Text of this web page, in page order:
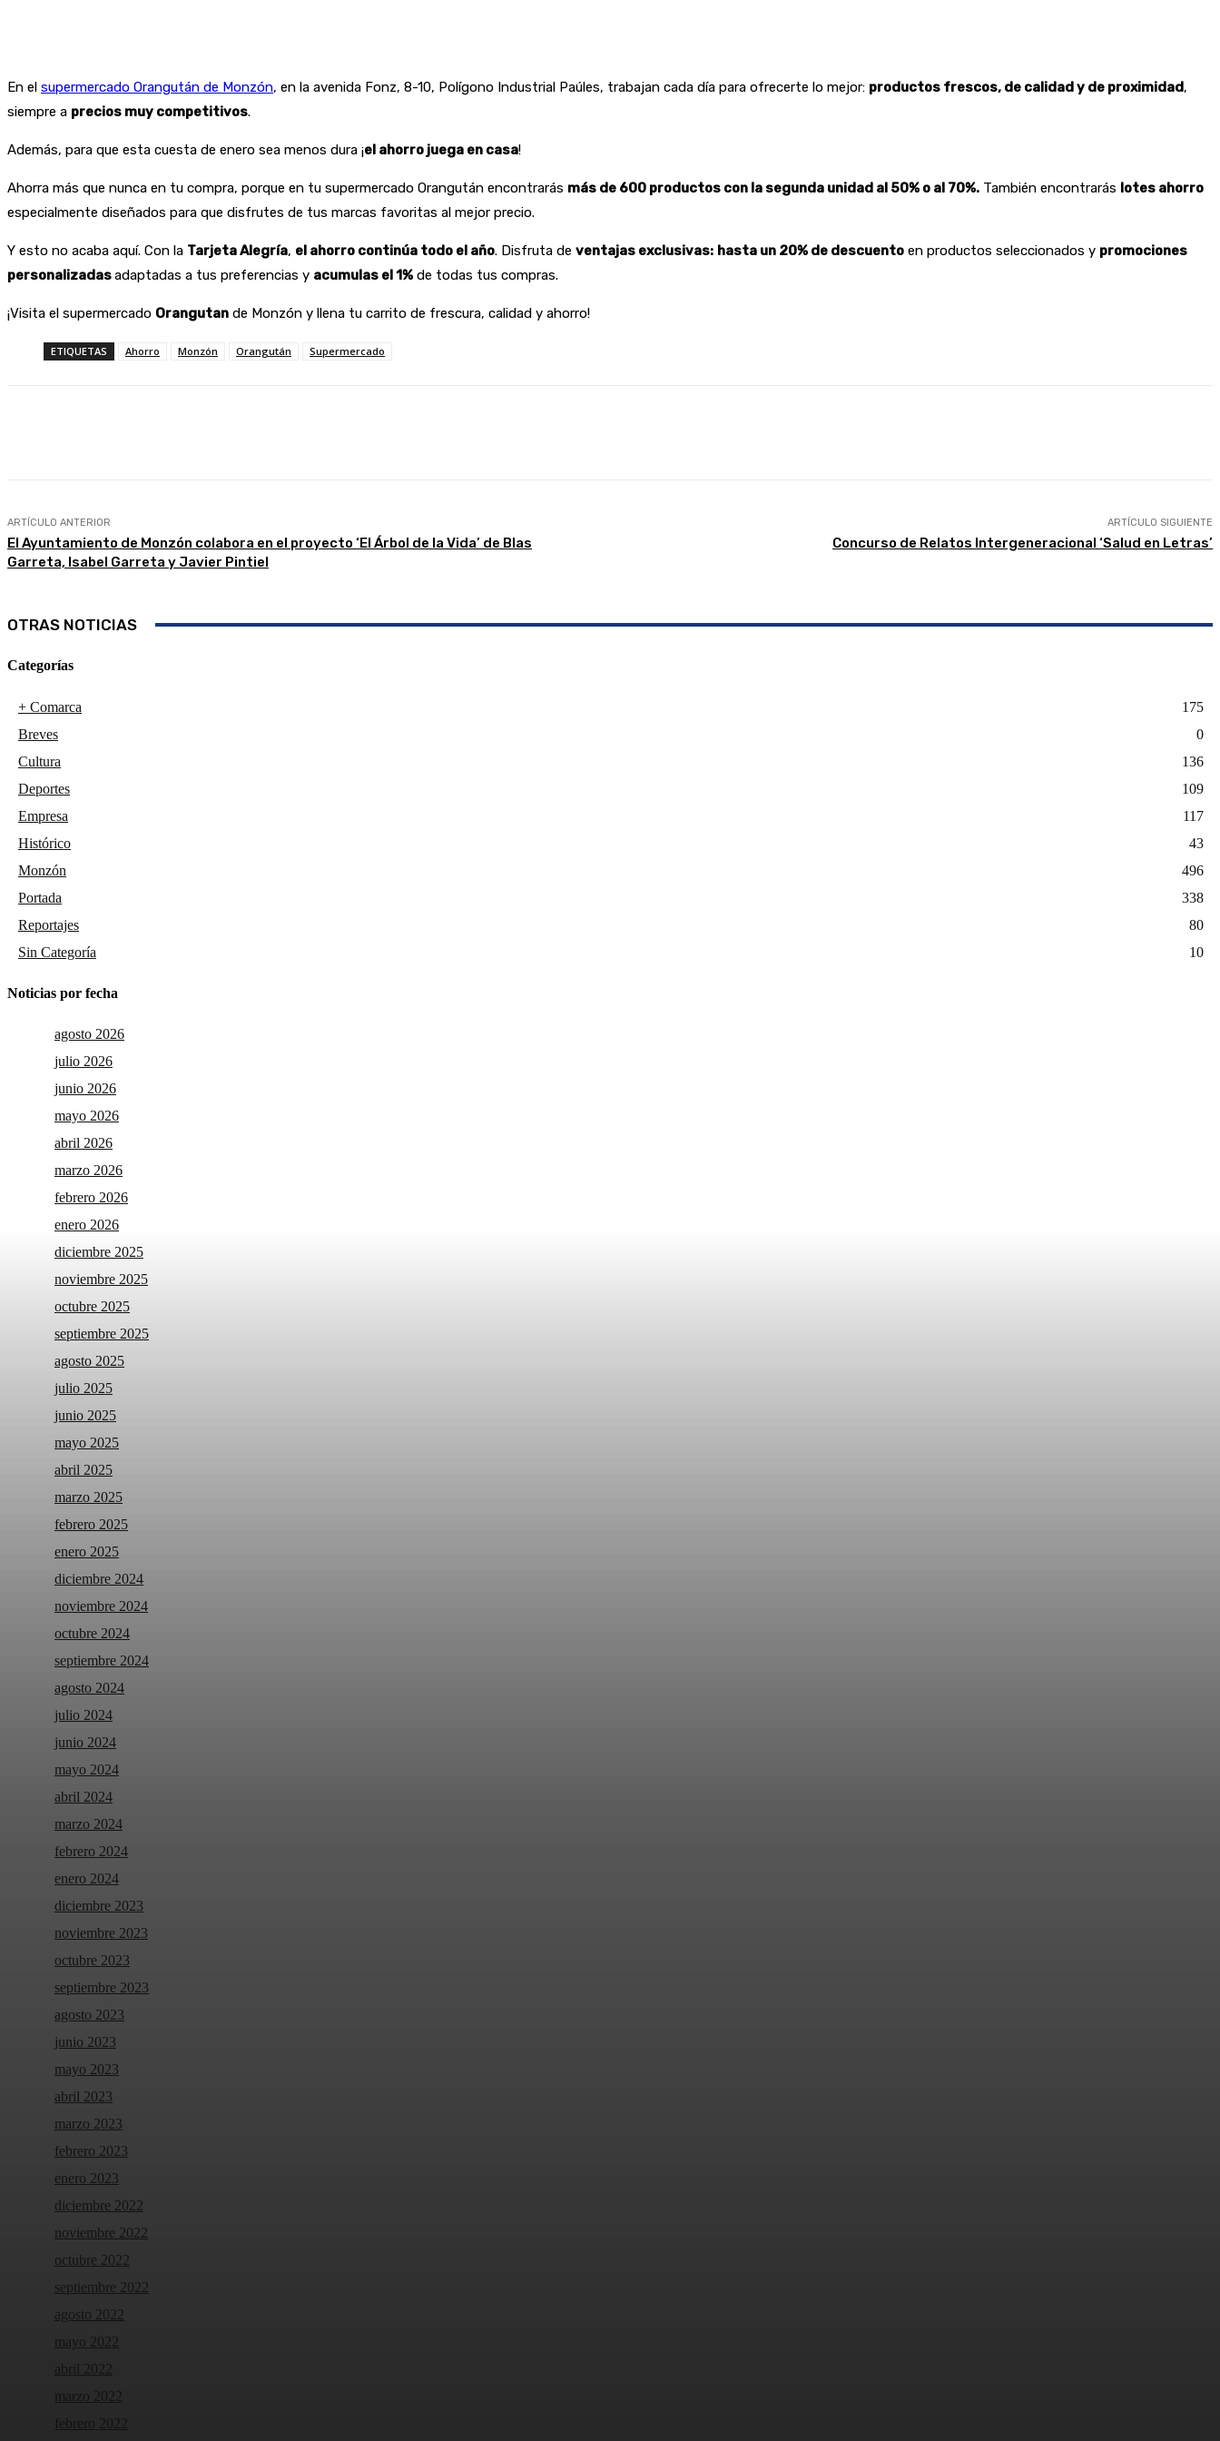
En el supermercado Orangután de Monzón, en la avenida Fonz, 8-10, Polígono Industrial Paúles, trabajan cada día para ofrecerte lo mejor: productos frescos, de calidad y de proximidad,
siempre a precios muy competitivos.
Además, para que esta cuesta de enero sea menos dura ¡el ahorro juega en casa!
Ahorra más que nunca en tu compra, porque en tu supermercado Orangután encontrarás más de 600 productos con la segunda unidad al 50% o al 70%. También encontrarás lotes ahorro
especialmente diseñados para que disfrutes de tus marcas favoritas al mejor precio.
Y esto no acaba aquí. Con la Tarjeta Alegría, el ahorro continúa todo el año. Disfruta de ventajas exclusivas: hasta un 20% de descuento en productos seleccionados y promociones
personalizadasadaptadas a tus preferencias y acumulas el 1% de todas tus compras.
¡Visita el supermercado Orangutan de Monzón y llena tu carrito de frescura, calidad y ahorro!
ETIQUETAS Ahorro Monzón Orangután Supermercado
ARTÍCULO ANTERIOR
El Ayuntamiento de Monzón colabora en el proyecto ‘El Árbol de la Vida’ de Blas
Garreta, Isabel Garreta y Javier Pintiel
ARTÍCULO SIGUIENTE
Concurso de Relatos Intergeneracional ‘Salud en Letras’
OTRAS NOTICIAS
Categorías
+ Comarca
175
Breves
0
Cultura
136
Deportes
109
Empresa
117
Histórico
43
Monzón
496
Portada
338
Reportajes
80
Sin Categoría
10
Noticias por fecha
agosto 2026
julio 2026
junio 2026
mayo 2026
abril 2026
marzo 2026
febrero 2026
enero 2026
diciembre 2025
noviembre 2025
octubre 2025
septiembre 2025
agosto 2025
julio 2025
junio 2025
mayo 2025
abril 2025
marzo 2025
febrero 2025
enero 2025
diciembre 2024
noviembre 2024
octubre 2024
septiembre 2024
agosto 2024
julio 2024
junio 2024
mayo 2024
abril 2024
marzo 2024
febrero 2024
enero 2024
diciembre 2023
noviembre 2023
octubre 2023
septiembre 2023
agosto 2023
junio 2023
mayo 2023
abril 2023
marzo 2023
febrero 2023
enero 2023
diciembre 2022
noviembre 2022
octubre 2022
septiembre 2022
agosto 2022
mayo 2022
abril 2022
marzo 2022